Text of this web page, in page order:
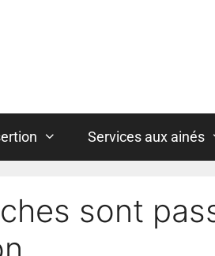
Services aux ainés
sont